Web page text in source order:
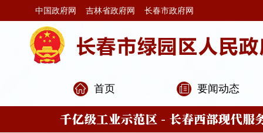
中国政府网 吉林省政府网 长春市政府网
首页 要闻动态